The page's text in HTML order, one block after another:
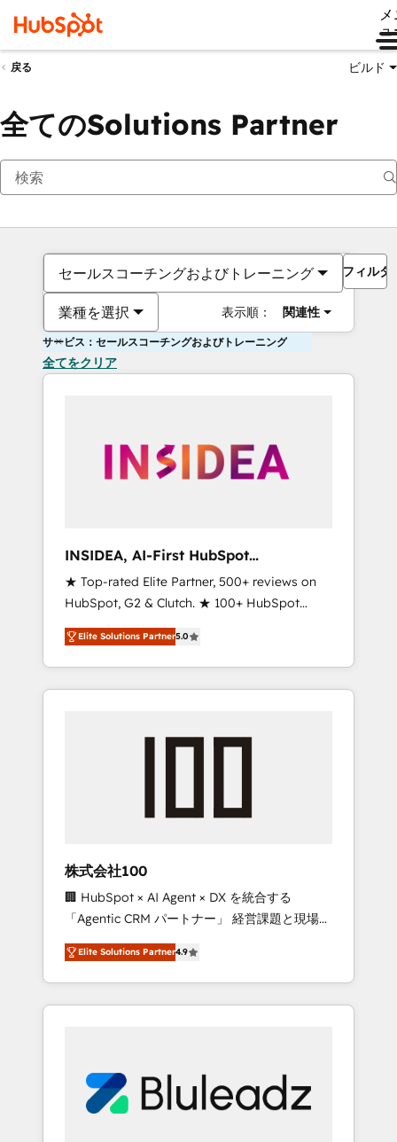
ュ
戻る ビルド
全てのSolutions Partner
セールスコーチングおよびトレーニング
業種を選択 表示順： 関連性
フィルタ
サービス：セールスコーチングおよびトレーニング
全てをクリア
INSIDEA, AI-First HubSpot
Onboarding & RevOps
★ Top-rated Elite Partner, 500+ reviews on
HubSpot, G2 & Clutch. ★ 100+ HubSpot
Certified Experts & Trainers across the team
★ 1,500+ implementations across five
continents ★ AI-First, RevOps-led,
Onboarding obsessed ★ Company of the
engine. We onboard your team, migrate your
from any legacy CRM. Zero downtime, full
data integrity. ➤ Implementation: Configure
HubSpot to run your revenue process. Sales,
marketing, and service wired together. ➤ AI
and Integrations: Layer Breeze AI, custom
agents, and APIs to remove manual work. ➤
Ongoing Management: Monthly tune-ups,
portal? We are built for the work.
Elite Solutions Partner5.0
株式会社100
🏢 HubSpot × AI Agent × DX を統合する
「Agentic CRM パートナー」 経営課題と現場業
務をつなぐAIネイティブ・エージェンシーとし
て、HubSpot Eliteの実装力で顧客フロント業務
を再設計します。 💡 100inc は何をする会社
か？ HubSpotを共通基盤に、AIエージェントを
部・グループ会社・部門が分立する組織で、デ
ータと業務プロセスのサイロ化を、CRMを軸と
Elite Solutions Partner4.9